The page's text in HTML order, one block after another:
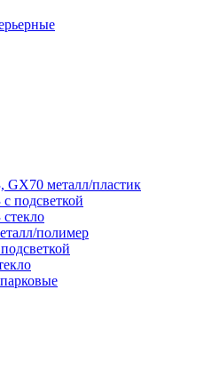
металл/пластик
подсветкой
полимер